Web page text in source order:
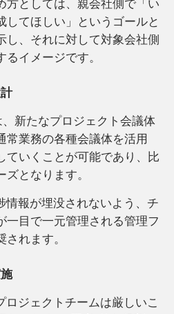
方としては、親会社側で「い
してほしい」というゴールと
し、それに対して対象会社側
イメージです。
新たなプロジェクト会議体
常業務の各種会議体を活用
ていくことが可能であり、比
となります。
情報が埋没されないよう、チ
一目で一元管理される管理フ
されます。
ロジェクトチームは厳しいこ